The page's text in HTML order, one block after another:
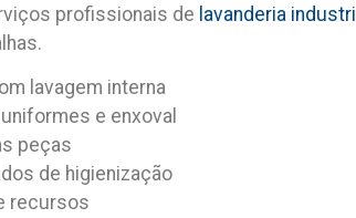
profissionais de lavanderia
lavagem interna
e enxoval
peças
de higienização
recursos